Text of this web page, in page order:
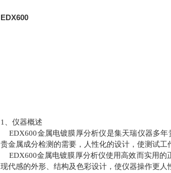
EDX600
1、仪器概述
EDX600金属电镀膜厚分析仪是集天瑞仪器多
贵金属成分检测的需要，人性化的设计，使测试工
EDX600金属电镀膜厚分析仪使用高效而实用的
现代感的外形、结构及色彩设计，使仪器操作更人